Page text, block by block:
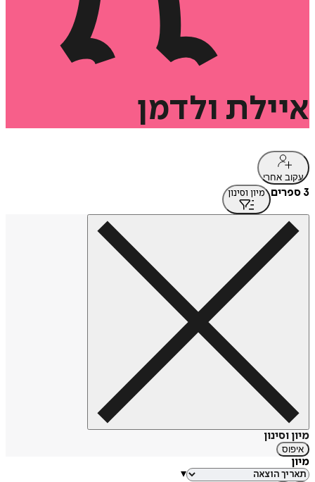
איילת ולדמן
עקוב אחרי
3 ספרים מיון וסינון
מיון וסינון
איפוס
מיון
▾